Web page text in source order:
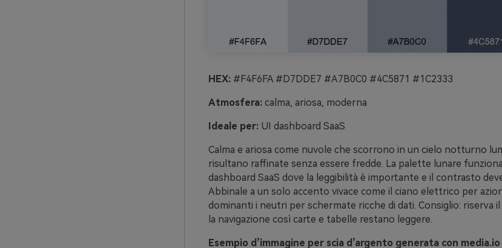
HEX:#F4F6FA #D7DDE7 #A7B0C0 #4C5871 #1C2333
Atmosfera:calma, ariosa, moderna
Ideale per:UI dashboard SaaS
Calma e ariosa come nuvole che scorrono in un cielo notturno
risultano raffinate senza essere fredde. La palette lunare
dashboard SaaS dove la leggibilità è importante e il contrasto
Abbinale a un solo accento vivace come il ciano elettrico per
dominanti i neutri per schermate ricche di dati. Consiglio: riserva
la navigazione così carte e tabelle restano leggere.
Esempio d’immagine per scia d’argento generata con media.io